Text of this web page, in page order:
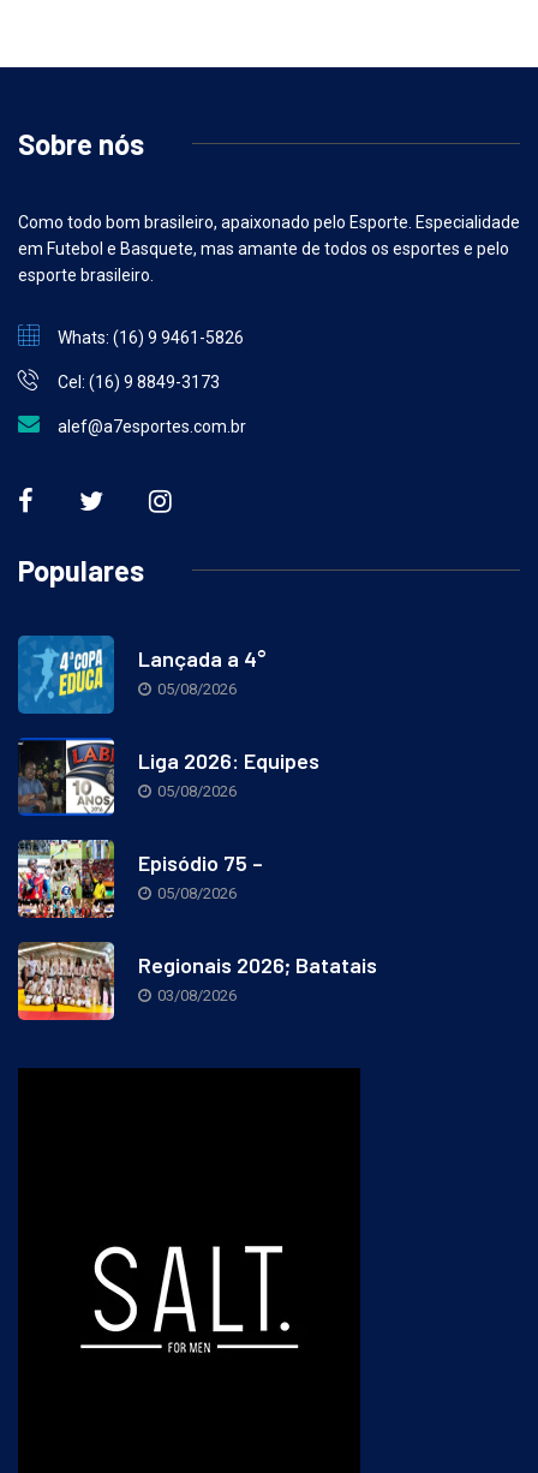
Sobre nós
Como todo bom brasileiro, apaixonado pelo Esporte. Especialidade
em Futebol e Basquete, mas amante de todos os esportes e pelo
esporte brasileiro.
Whats: (16) 9 9461-5826
Cel: (16) 9 8849-3173
alef@a7esportes.com.br
Populares
Lançada a 4°
05/08/2026
Liga 2026: Equipes
05/08/2026
Episódio 75 –
05/08/2026
Regionais 2026; Batatais
03/08/2026